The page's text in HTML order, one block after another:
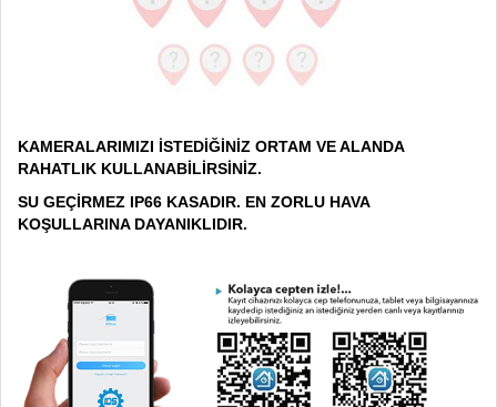
KAMERALARIMIZI İSTEDİĞİNİZ ORTAM VE ALANDA
RAHATLIK KULLANABİLİRSİNİZ.
SU GEÇİRMEZ IP66 KASADIR. EN ZORLU HAVA
KOŞULLARINA DAYANIKLIDIR.